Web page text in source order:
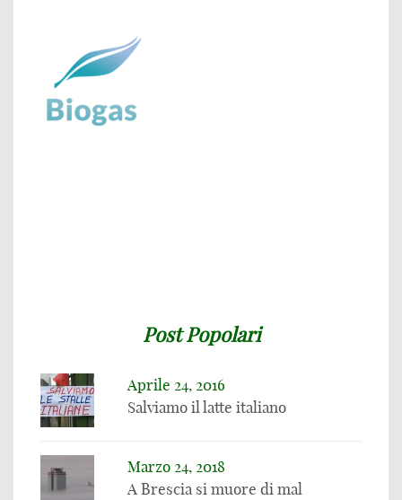
Post Popolari
Aprile 24, 2016
Salviamo il latte italiano
Marzo 24, 2018
A Brescia si muore di mal